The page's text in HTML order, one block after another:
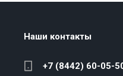
Наши контакты
+7 (8442) 60-05-